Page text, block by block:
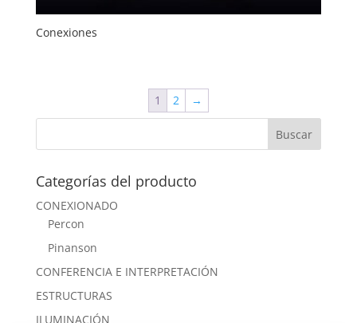
Conexiones
1 2 →
Categorías del producto
CONEXIONADO
Percon
Pinanson
CONFERENCIA E INTERPRETACIÓN
ESTRUCTURAS
ILUMINACIÓN